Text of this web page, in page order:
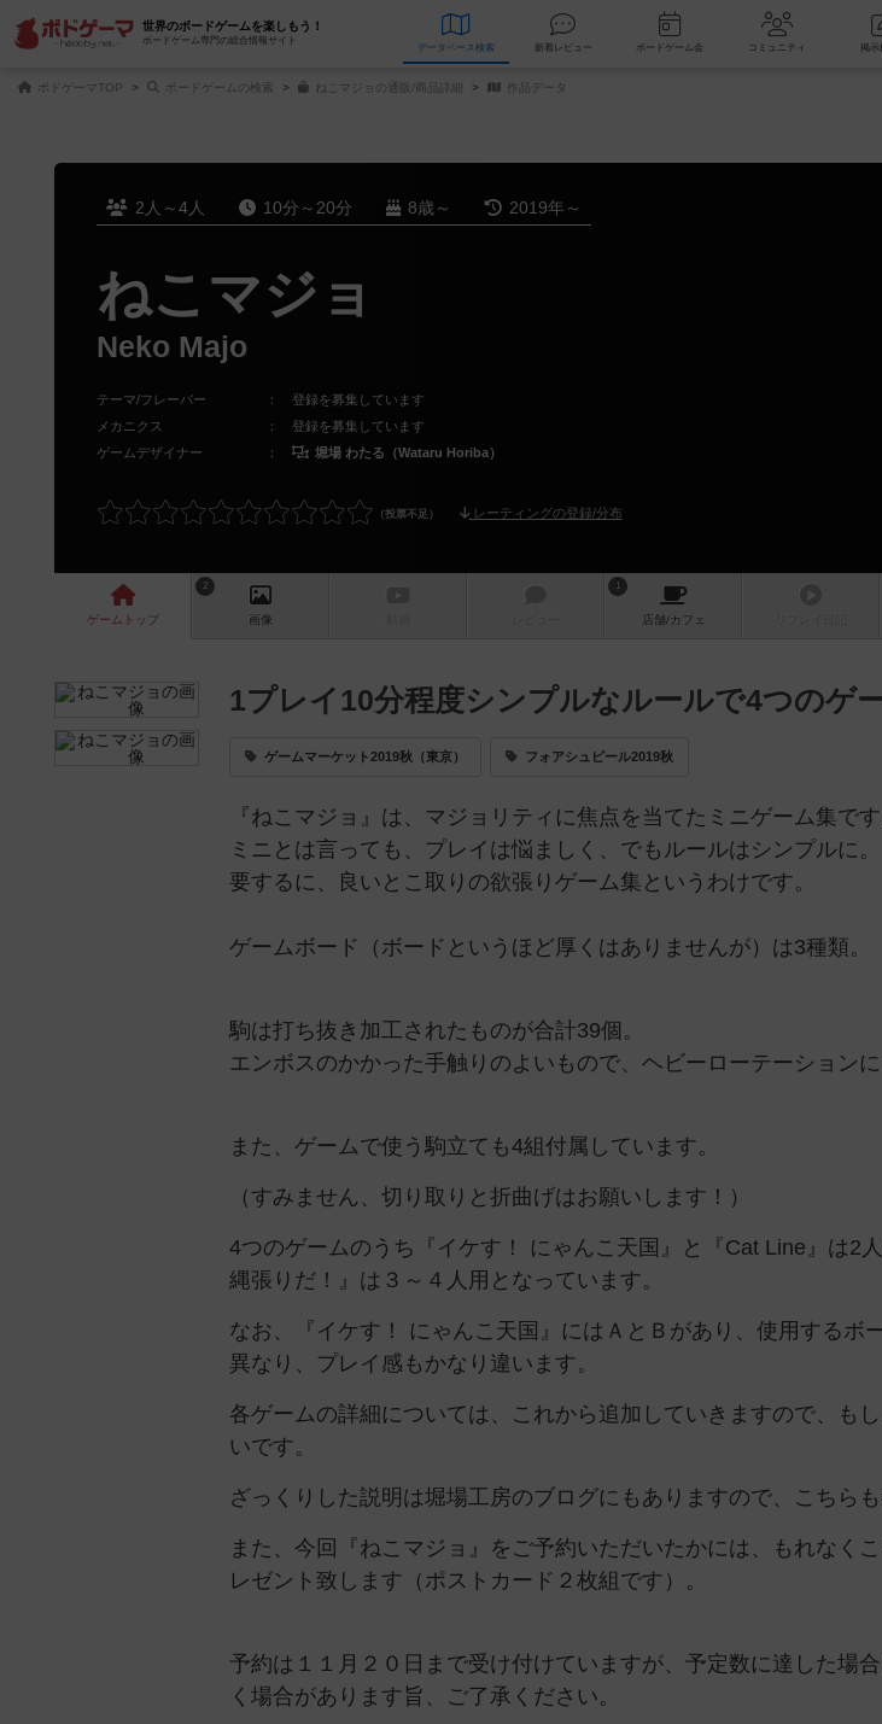
世界のボードゲームを楽しもう！
ボードゲーム専門の総合情報サイト
データベース 検索 新着レビュー ボードゲーム会 コミュニ
ボドゲーマTOP ボードゲームの検索 ねこマジョの通販/商品詳細 作品データ
2人～4人 10分～20分 8歳～ 2019年～
ねこマジョ
Neko Majo
テーマ/フレーバー ： 登録を募集しています
メカニクス
： 登録を募集しています
ゲームデザイナー
： 堀場 わたる（Wataru Horiba）
レーティングの登録/分布
ゲーム トップ
2
画像
1
店舗/カフェ
1プレイ10分程度シンプルなルールで4つのゲ
ゲームマーケット2019秋（東京） フォアシュピール2019秋
『ねこマジョ』は、マジョリティに焦点を当てたミニゲーム集です
ミニとは言っても、プレイは悩ましく、でもルールはシンプルに。
要するに、良いとこ取りの欲張りゲーム集というわけです。
ゲームボード（ボードというほど厚くはありませんが）は3種類。
駒は打ち抜き加工されたものが合計39個。
エンボスのかかった手触りのよいもので、ヘビーローテーションに
また、ゲームで使う駒立ても4組付属しています。
（すみません、切り取りと折曲げはお願いします！）
4つのゲームのうち『イケす！ にゃんこ天国』と『Cat Line』は2
縄張りだ！』は３～４人用となっています。
なお、『イケす！ にゃんこ天国』にはＡとＢがあり、使用するボ
異なり、プレイ感もかなり違います。
各ゲームの詳細については、これから追加していきますので、も
いです。
ざっくりした説明は堀場工房のブログにもありますので、こちらも
また、今回『ねこマジョ』をご予約いただいたかには、もれなく
レゼント致します（ポストカード２枚組です）。
予約は１１月２０日まで受け付けていますが、予定数に達した場
く場合があります旨、ご了承ください。